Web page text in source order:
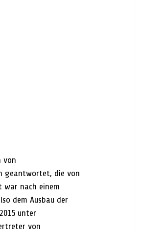
von
geantwortet, die von
war nach einem
dem Ausbau der
unter
von